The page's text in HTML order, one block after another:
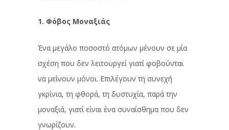
1. Φόβος Μοναξιάς
Ένα μεγάλο ποσοστό ατόμων μένουν σε μία
σχέση που δεν λειτουργεί γιατί φοβούνται
να μείνουν μόνοι. Επιλέγουν τη συνεχή
γκρίνια, τη φθορά, τη δυστυχία, παρά την
μοναξιά, γιατί είναι ένα συναίσθημα που δεν
γνωρίζουν.